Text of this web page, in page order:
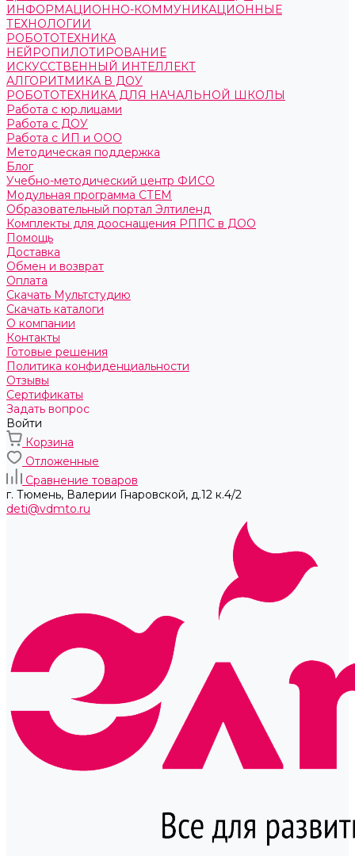
ИНФОРМАЦИОННО-КОММУНИКАЦИОННЫЕ
ТЕХНОЛОГИИ
РОБОТОТЕХНИКА
НЕЙРОПИЛОТИРОВАНИЕ
ИСКУССТВЕННЫЙ ИНТЕЛЛЕКТ
АЛГОРИТМИКА В ДОУ
РОБОТОТЕХНИКА ДЛЯ НАЧАЛЬНОЙ ШКОЛЫ
Работа с юр.лицами
Работа с ДОУ
Работа с ИП и ООО
Методическая поддержка
Блог
Учебно-методический центр ФИСО
Модульная программа СТЕМ
Образовательный портал Элтиленд
Комплекты для дооснащения РППС в ДОО
Помощь
Доставка
Обмен и возврат
Оплата
Скачать Мультстудию
Скачать каталоги
О компании
Контакты
Готовые решения
Политика конфиденциальности
Отзывы
Сертификаты
Задать вопрос
Войти
Корзина
Отложенные
Сравнение товаров
г. Тюмень, ​Валерии Гнаровской, д.12 к.4/2
deti@vdmto.ru